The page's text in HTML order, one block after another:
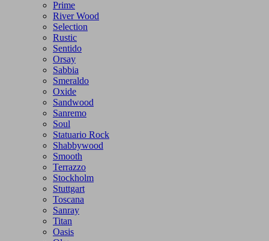
Prime
River Wood
Selection
Rustic
Sentido
Orsay
Sabbia
Smeraldo
Oxide
Sandwood
Sanremo
Soul
Statuario Rock
Shabbywood
Smooth
Terrazzo
Stockholm
Stuttgart
Toscana
Sanray
Titan
Oasis